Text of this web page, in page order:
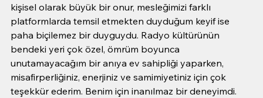
kişisel olarak büyük bir onur, mesleğimizi farklı
platformlarda temsil etmekten duyduğum keyif ise
paha biçilemez bir duyguydu. Radyo kültürünün
bendeki yeri çok özel, ömrüm boyunca
unutamayacağım bir anıya ev sahipliği yaparken,
misafirperliğiniz, enerjiniz ve samimiyetiniz için çok
teşekkür ederim. Benim için inanılmaz bir deneyimdi.